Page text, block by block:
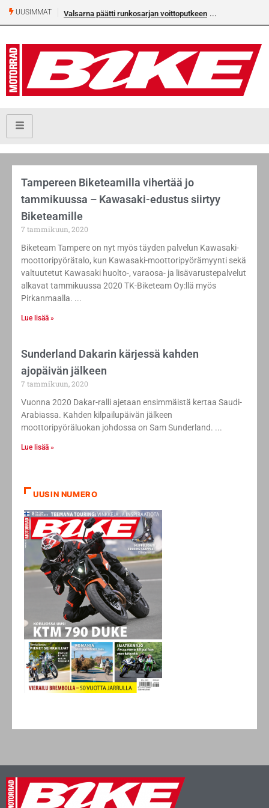
UUSIMMAT Valsarna päätti runkosarjan voittoputkeen
Tampereen Biketeamilla vihertää jo
tammikuussa – Kawasaki-edustus siirtyy
Biketeamille
7 tammikuun, 2020
Biketeam Tampere on nyt myös täyden palvelun Kawasaki-
moottoripyörätalo, kun Kawasaki-moottoripyörämyynti sekä
valtuutetut Kawasaki huolto-, varaosa- ja lisävarustepalvelut
alkavat tammikuussa 2020 TK-Biketeam Oy:llä myös
Pirkanmaalla.
Lue lisää »
Sunderland Dakarin kärjessä kahden
ajopäivän jälkeen
7 tammikuun, 2020
Vuonna 2020 Dakar-ralli ajetaan ensimmäistä kertaa Saudi-
Arabiassa. Kahden kilpailupäivän jälkeen
moottoripyöräluokan johdossa on Sam Sunderland.
Lue lisää »
UUSIN NUMERO